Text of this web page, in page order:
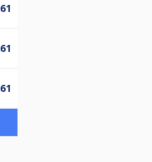
61
61
61